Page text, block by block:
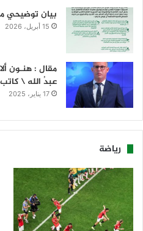
بيان توضيحي
15 أبريل، 2026
مقال : هنـون
عبدُ الله \
17 يناير، 2025
رياضة